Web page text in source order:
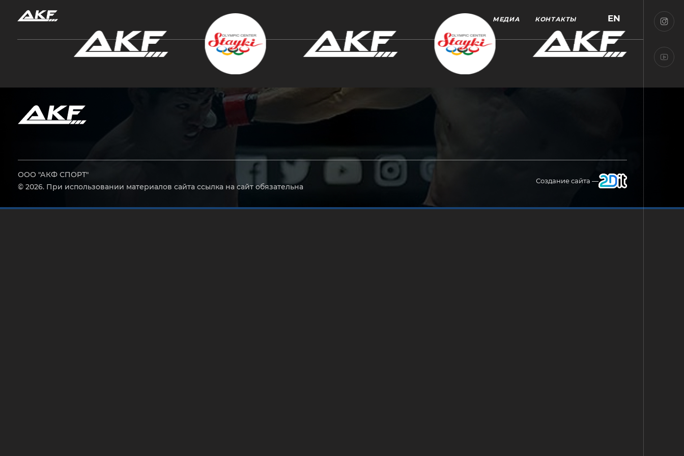
МЕДИА КОНТАКТЫ EN
ООО "АКФ СПОРТ"
© 2026. При использовании материалов сайта ссылка на сайт обязательна
Создание сайта —
Нажмите Enter для поиска или Esc, чтобы закрыть